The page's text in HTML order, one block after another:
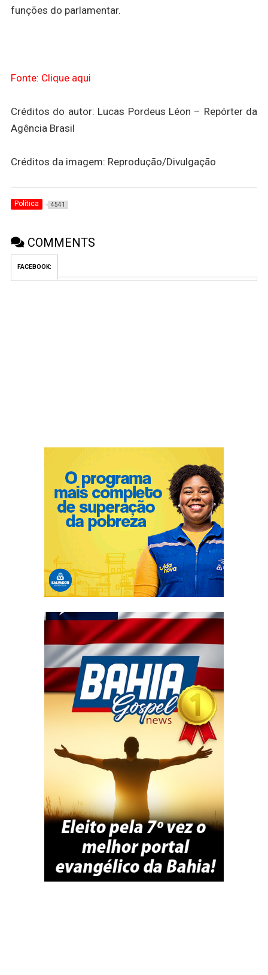
funções do parlamentar.
Fonte: Clique aqui
Créditos do autor: Lucas Pordeus Léon – Repórter da
Agência Brasil
Créditos da imagem: Reprodução/Divulgação
Política 4541
COMMENTS
FACEBOOK: